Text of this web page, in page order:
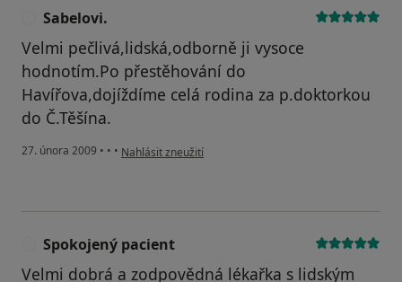
Sabelovi.
Velmi pečlivá,lidská,odborně ji vysoce
hodnotím.Po přestěhování do
Havířova,dojíždíme celá rodina za p.doktorkou
do Č.Těšína.
27. února 2009 • • • podle názoru uživatele Sabelovi.
Nahlásit zneužití
Spokojený pacient
Velmi dobrá a zodpovědná lékařka s lidským